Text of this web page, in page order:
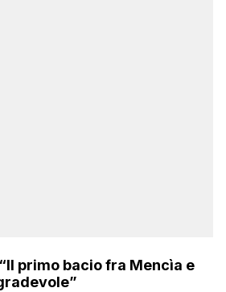
primo bacio fra Mencìa e